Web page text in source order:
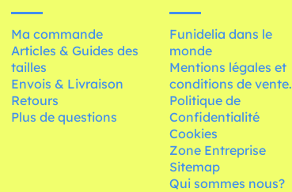
Ma commande
Articles & Guides des
tailles
Envois & Livraison
Retours
Plus de questions
Funidelia dans le
monde
Mentions légales et
conditions de vente.
Politique de
Confidentialité
Cookies
Zone Entreprise
Sitemap
Qui sommes nous?